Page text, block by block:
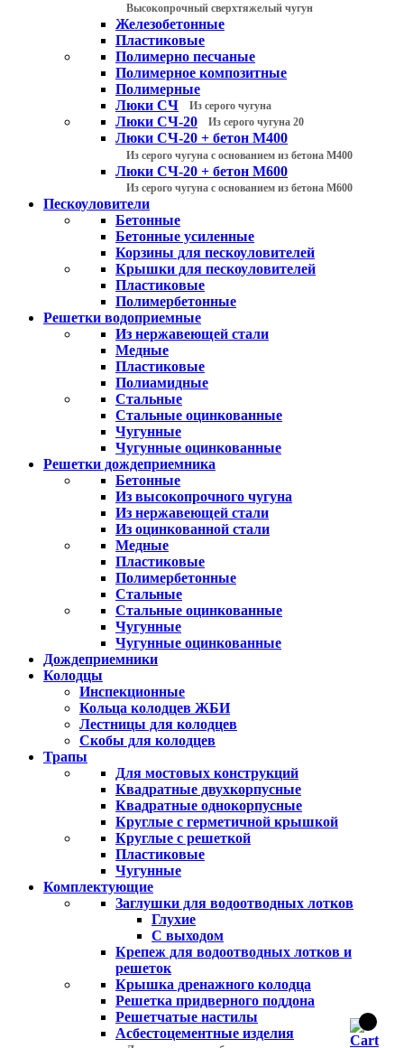
Высокопрочный сверхтяжелый чугун
Железобетонные
Пластиковые
Полимерно песчаные
Полимерное композитные
Полимерные
Люки СЧ
Из серого чугуна
Люки СЧ-20 Из серого чугуна 20
Люки СЧ-20 + бетон М400
Из серого чугуна с основанием из бетона М400
Люки СЧ-20 + бетон М600
Из серого чугуна с основанием из бетона М600
Пескоуловители
Бетонные
Бетонные усиленные
Корзины для пескоуловителей
Крышки для пескоуловителей
Пластиковые
Полимербетонные
Решетки водоприемные
Из нержавеющей стали
Медные
Пластиковые
Полиамидные
Стальные
Стальные оцинкованные
Чугунные
Чугунные оцинкованные
Решетки дождеприемника
Бетонные
Из высокопрочного чугуна
Из нержавеющей стали
Из оцинкованной стали
Медные
Пластиковые
Полимербетонные
Стальные
Стальные оцинкованные
Чугунные
Чугунные оцинкованные
Дождеприемники
Колодцы
Инспекционные
Кольца колодцев ЖБИ
Лестницы для колодцев
Скобы для колодцев
Трапы
Для мостовых конструкций
Квадратные двухкорпусные
Квадратные однокорпусные
Круглые с герметичной крышкой
Круглые с решеткой
Пластиковые
Чугунные
Комплектующие
Заглушки для водоотводных лотков
Глухие
С выходом
Крепеж для водоотводных лотков и
решеток
Крышка дренажного колодца
Решетка придверного поддона
Решетчатые настилы
Асбестоцементные изделия